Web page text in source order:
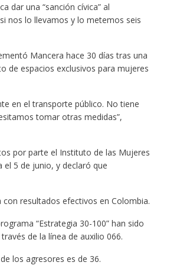
dar una “sanción cívica” al
nos lo llevamos y lo metemos seis
Mancera hace 30 días tras una
de espacios exclusivos para mujeres
en el transporte público. No tiene
tomar otras medidas”,
por parte el Instituto de las Mujeres
el 5 de junio, y declaró que
resultados efectivos en Colombia.
“Estrategia 30-100” han sido
de la línea de auxilio 066.
los agresores es de 36.